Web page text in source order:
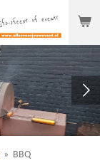
» BBQ